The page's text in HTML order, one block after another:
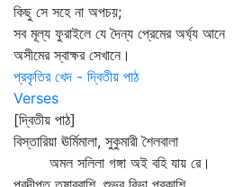
কিছু সে সহে না অপচয়;
সব মূল্য ফুরাইলে যে দৈন্য প্রেমের অর্ঘ্য আনে
অসীমের স্বাক্ষর সেখানে।
প্রকৃতির খেদ - দ্বিতীয় পাঠ
Verses
[দ্বিতীয় পাঠ]
বিস্তারিয়া ঊর্মিমালা, সুকুমারী শৈলবালা
অমল সলিলা গঙ্গা অই বহি যায় রে।